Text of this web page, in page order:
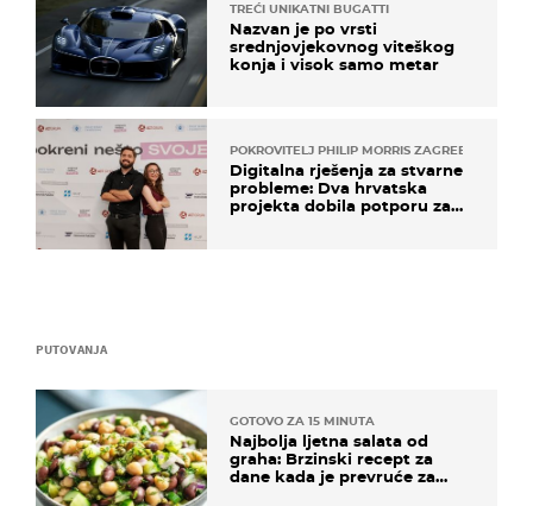
PUTOVANJA
GOTOVO ZA 15 MINUTA
Najbolja ljetna salata od
graha: Brzinski recept za
dane kada je prevruće za
TREĆI UNIKATNI BUGATTI
Nazvan je po vrsti
srednjovjekovnog viteškog
konja i visok samo metar
POKROVITELJ PHILIP MORRIS ZAGREB
Digitalna rješenja za stvarne
probleme: Dva hrvatska
projekta dobila potporu za